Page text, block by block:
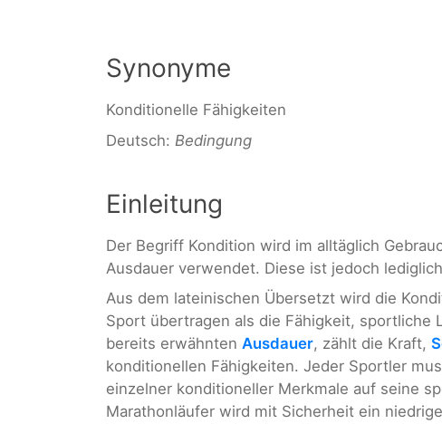
Synonyme
Konditionelle Fähigkeiten
Deutsch: Bedingung
Einleitung
Der Begriff Kondition wird im alltäglich
Ausdauer verwendet. Diese ist jedoch
Aus dem lateinischen Übersetzt wird die
Sport übertragen als die Fähigkeit, sportliche
bereits erwähnten Ausdauer, zählt die Kraft,
konditionellen Fähigkeiten. Jeder Sportler
einzelner konditioneller Merkmale auf seine
Marathonläufer wird mit Sicherheit ein